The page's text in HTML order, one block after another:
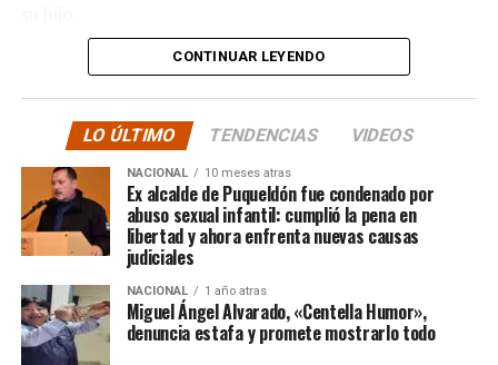
La solidaridad y empatía de los chilenos en cada paso
sino que se superó con creces. De hecho, el último
cómputo dado a conocer reveló la suma total de
$3.689.545.200.
Según Camila Gómez, el excedente de casi $200
millones sería destinadopara los costos médicos
asociados al suministro del Elevidys «porque los 3.500
millonessolo incluye el frasco del fármaco y no los
otros gastos relacionados con los tres meses del
tratamiento
«, indicó a Meganonoticias.cl
CONTINUAR LEYENDO
LO ÚLTIMO TENDENCIAS VIDEOS
NACIONAL 10 meses atras
Ex alcalde de Puqueldón fue condenado por
abuso sexual infantil: cumplió la pena en
libertad y ahora enfrenta nuevas causas
judiciales
NACIONAL 1 año atras
Miguel Ángel Alvarado, «Centella Humor»,
denuncia estafa y promete mostrarlo todo